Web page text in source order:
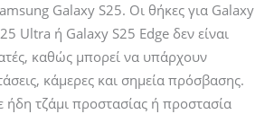
Galaxy S25. Οι θήκες για Galaxy
Ultra ή Galaxy S25 Edge δεν είναι
καθώς μπορεί να υπάρχουν
κάμερες και σημεία πρόσβασης.
ήδη τζάμι προστασίας ή προστασία